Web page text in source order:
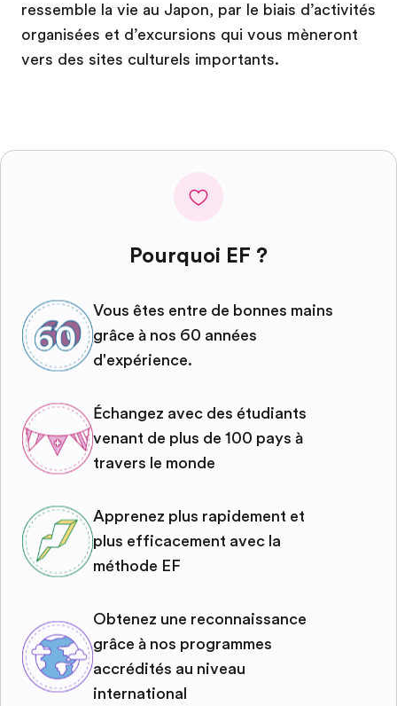
ressemble la vie au Japon, par le biais d’activités
organisées et d’excursions qui vous mèneront
vers des sites culturels importants.
Pourquoi EF ?
Vous êtes entre de bonnes mains
grâce à nos 60 années
d'expérience.
Échangez avec des étudiants
venant de plus de 100 pays à
travers le monde
Apprenez plus rapidement et
plus efficacement avec la
méthode EF
Obtenez une reconnaissance
grâce à nos programmes
accrédités au niveau
international